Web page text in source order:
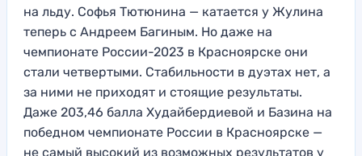
на льду. Софья Тютюнина — катается у Жулина
теперь с Андреем Багиным. Но даже на
чемпионате России-2023 в Красноярске они
стали четвертыми. Стабильности в дуэтах нет, а
за ними не приходят и стоящие результаты.
Даже 203,46 балла Худайбердиевой и Базина на
победном чемпионате России в Красноярске —
не самый высокий из возможных результатов у